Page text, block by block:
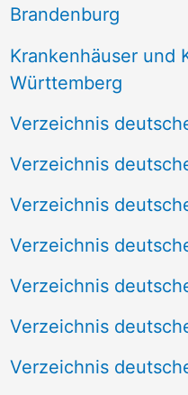
Brandenburg
Krankenhäuser und
Württemberg
Verzeichnis
Verzeichnis
Verzeichnis
Verzeichnis
Verzeichnis
Verzeichnis
Verzeichnis